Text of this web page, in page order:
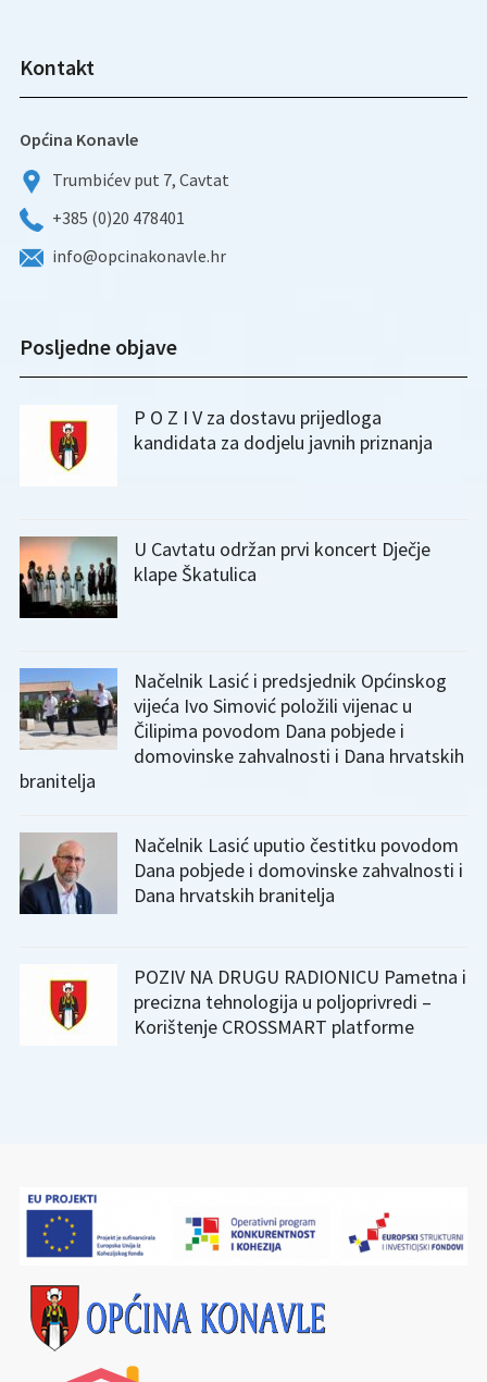
Kontakt
Općina Konavle
Trumbićev put 7, Cavtat
+385 (0)20 478401
info@opcinakonavle.hr
Posljedne objave
P O Z I V za dostavu prijedloga
kandidata za dodjelu javnih priznanja
U Cavtatu održan prvi koncert Dječje
klape Škatulica
Načelnik Lasić i predsjednik Općinskog
vijeća Ivo Simović položili vijenac u
Čilipima povodom Dana pobjede i
domovinske zahvalnosti i Dana hrvatskih
branitelja
Načelnik Lasić uputio čestitku povodom
Dana pobjede i domovinske zahvalnosti i
Dana hrvatskih branitelja
POZIV NA DRUGU RADIONICU Pametna i
precizna tehnologija u poljoprivredi –
Korištenje CROSSMART platforme